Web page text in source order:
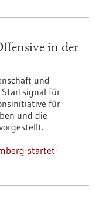
in der
und
Startsignal für
für
und die
startet-